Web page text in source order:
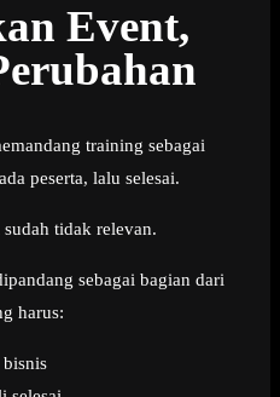
Event,
training sebagai
peserta, lalu selesai.
tidak relevan.
sebagai bagian dari
harus:
bisnis